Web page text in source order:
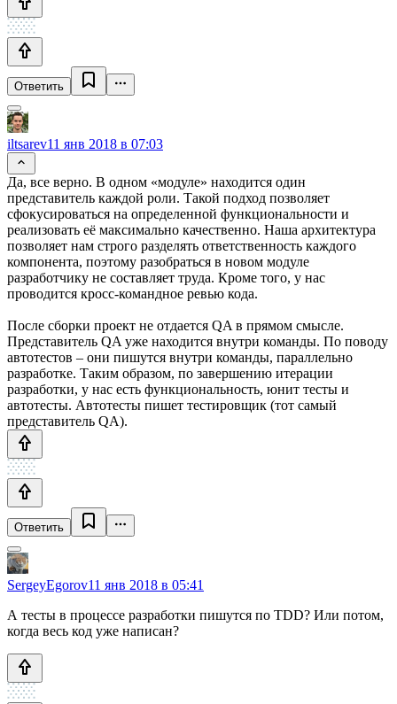
Ответить
iltsarev11 янв 2018 в 07:03
Да, все верно. В одном «модуле» находится один
представитель каждой роли. Такой подход позволяет
сфокусироваться на определенной функциональности и
реализовать её максимально качественно. Наша архитектура
позволяет нам строго разделять ответственность каждого
компонента, поэтому разобраться в новом модуле
разработчику не составляет труда. Кроме того, у нас
проводится кросс-командное ревью кода.
После сборки проект не отдается QA в прямом смысле.
Представитель QA уже находится внутри команды. По поводу
автотестов – они пишутся внутри команды, параллельно
разработке. Таким образом, по завершению итерации
разработки, у нас есть функциональность, юнит тесты и
автотесты. Автотесты пишет тестировщик (тот самый
представитель QA).
Ответить
SergeyEgorov11 янв 2018 в 05:41
А тесты в процессе разработки пишутся по TDD? Или потом,
когда весь код уже написан?